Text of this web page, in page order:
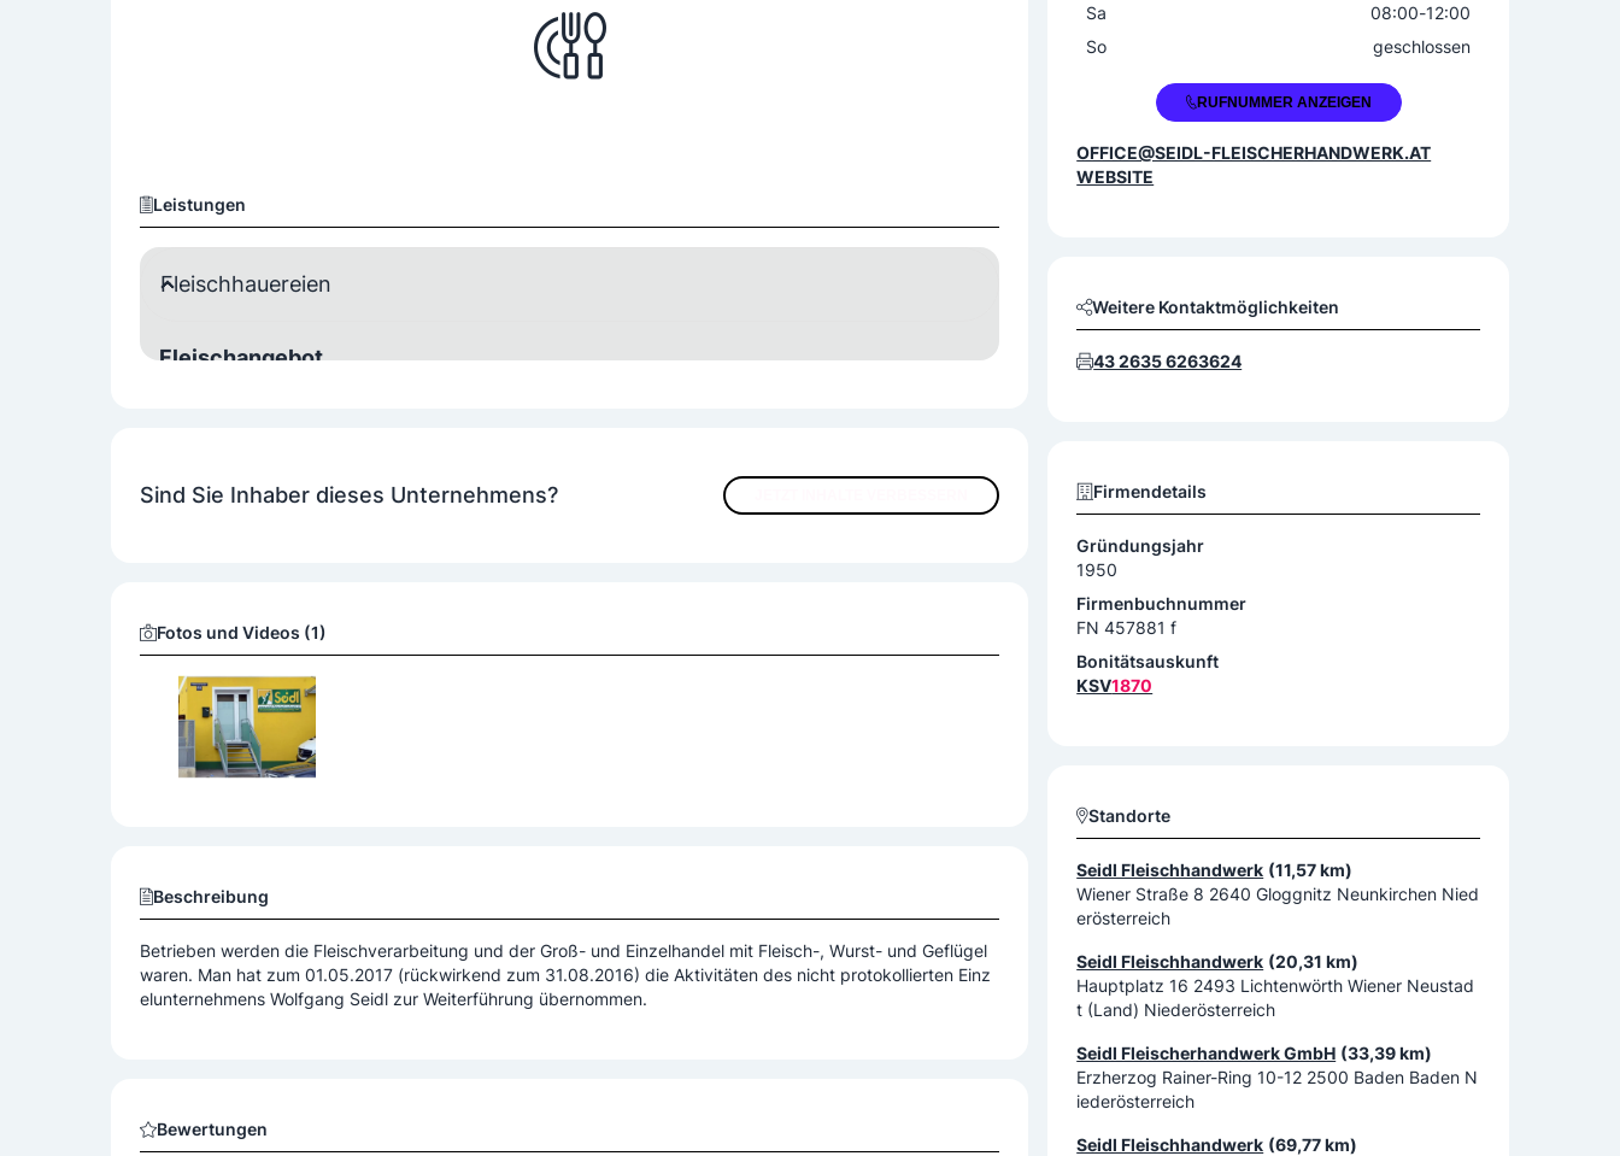
Leistungen
Fleischhauereien
Fleischangebot
Leberkäse Sülzen
Sind Sie Inhaber dieses Unternehmens?
Fotos und Videos (1)
Beschreibung
Betrieben werden die Fleischverarbeitung und der Groß- und Einzelhandel mit Fleisch-, Wurst- und Geflügel
waren. Man hat zum 01.05.2017 (rückwirkend zum 31.08.2016) die Aktivitäten des nicht protokollierten Einz
elunternehmens Wolfgang Seidl zur Weiterführung übernommen.
Bewertungen
Sa
08:00-12:00
So
geschlossen
+43 2635 626360RUFNUMMER ANZEIGEN
OFFICE@SEIDL-FLEISCHERHANDWERK.AT
WEBSITE
Weitere Kontaktmöglichkeiten
43 2635 6263624
Firmendetails
Gründungsjahr
1950
Firmenbuchnummer
FN 457881 f
Bonitätsauskunft
KSV1870
Standorte
Seidl Fleischhandwerk (11,57 km)
Wiener Straße 8 2640 Gloggnitz Neunkirchen Nied
erösterreich
Seidl Fleischhandwerk (20,31 km)
Hauptplatz 16 2493 Lichtenwörth Wiener Neustad
t (Land) Niederösterreich
Seidl Fleischerhandwerk GmbH (33,39 km)
Erzherzog Rainer-Ring 10-12 2500 Baden Baden N
iederösterreich
Seidl Fleischhandwerk (69,77 km)